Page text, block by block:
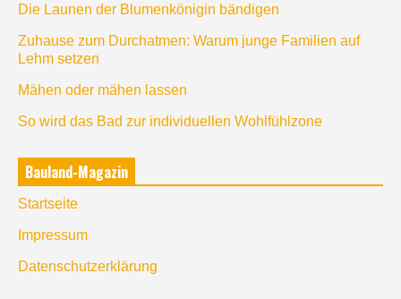
Die Launen der Blumenkönigin bändigen
Zuhause zum Durchatmen: Warum junge Familien auf
Lehm setzen
Mähen oder mähen lassen
So wird das Bad zur individuellen Wohlfühlzone
Bauland-Magazin
Startseite
Impressum
Datenschutzerklärung